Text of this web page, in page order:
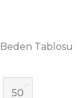
Beden Tablosu
50